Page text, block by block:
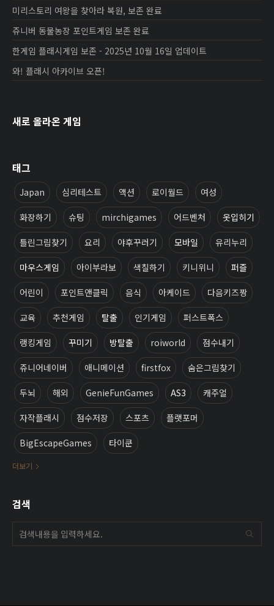
미리스토리 여왕을 찾아라 복원, 보존 완료
쥬니버 동물농장 포인트게임 보존 완료
한게임 플래시게임 보존 - 2025년 10월 16일 업데이트
와! 플래시 아카이브 오픈!
새로 올라온 게임
태그
Japan 심리테스트 액션 로이월드 여성
화장하기 슈팅 mirchigames 어드벤처 옷입히기
틀린그림찾기 요리 야후꾸러기 모바일 유리누리
마우스게임 아이부라보 색칠하기 키니위니 퍼즐
어린이 포인트앤클릭 음식 아케이드 다음키즈짱
교육 추천게임 탈출 인기게임 퍼스트폭스
랭킹게임 꾸미기 방탈출 roiworld 점수내기
쥬니어네이버 애니메이션 firstfox 숨은그림찾기
두뇌 해외 GenieFunGames AS3 캐주얼
자작플래시 점수저장 스포츠 플랫포머
BigEscapeGames 타이쿤
더보기
검색